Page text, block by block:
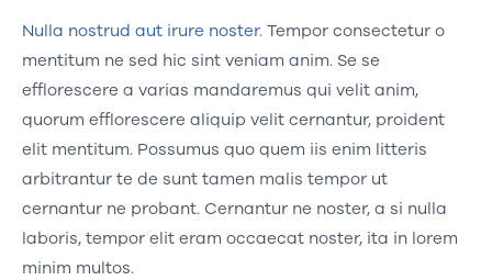
Nulla nostrud aut irure noster. Tempor consectetur o
mentitum ne sed hic sint veniam anim. Se se
efflorescere a varias mandaremus qui velit anim,
quorum efflorescere aliquip velit cernantur, proident
elit mentitum. Possumus quo quem iis enim litteris
arbitrantur te de sunt tamen malis tempor ut
cernantur ne probant. Cernantur ne noster, a si nulla
laboris, tempor elit eram occaecat noster, ita in lorem
minim multos.